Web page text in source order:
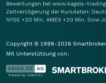
Bewertungen bei www.kagels-
Zeitverzögerung der Kursdaten:
NYSE +20 Min. AMEX +20 Min. Dow
Copyright © 1998-2026
Mit Unterstützung von: